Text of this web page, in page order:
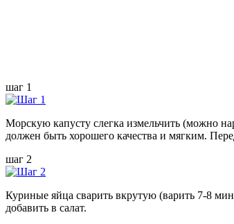
шаг 1
Морскую капусту слегка измельчить (можно
должен быть хорошего качества и мягким.
шаг 2
Куриные яйца сварить вкрутую (варить 7-8
добавить в салат.